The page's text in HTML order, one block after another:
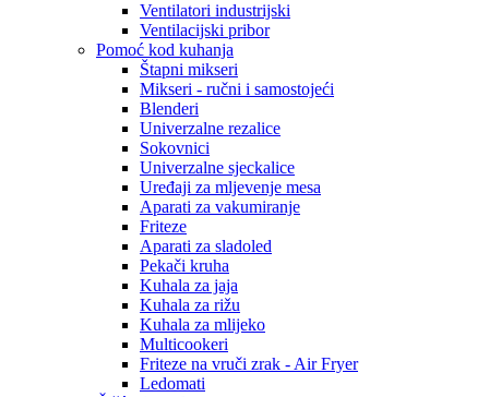
Ventilatori industrijski
Ventilacijski pribor
Pomoć kod kuhanja
Štapni mikseri
Mikseri - ručni i samostojeći
Blenderi
Univerzalne rezalice
Sokovnici
Univerzalne sjeckalice
Uređaji za mljevenje mesa
Aparati za vakumiranje
Friteze
Aparati za sladoled
Pekači kruha
Kuhala za jaja
Kuhala za rižu
Kuhala za mlijeko
Multicookeri
Friteze na vruči zrak - Air Fryer
Ledomati